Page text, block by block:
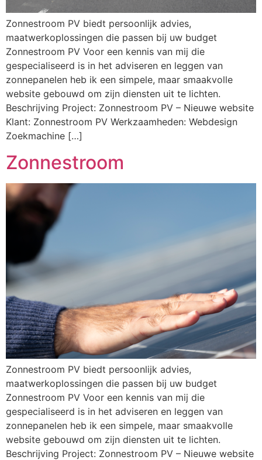
Zonnestroom PV biedt persoonlijk advies,
maatwerkoplossingen die passen bij uw budget
Zonnestroom PV Voor een kennis van mij die
gespecialiseerd is in het adviseren en leggen van
zonnepanelen heb ik een simpele, maar smaakvolle
website gebouwd om zijn diensten uit te lichten.
Beschrijving Project: Zonnestroom PV – Nieuwe website
Klant: Zonnestroom PV Werkzaamheden: Webdesign
Zoekmachine […]
Zonnestroom
Zonnestroom PV biedt persoonlijk advies,
maatwerkoplossingen die passen bij uw budget
Zonnestroom PV Voor een kennis van mij die
gespecialiseerd is in het adviseren en leggen van
zonnepanelen heb ik een simpele, maar smaakvolle
website gebouwd om zijn diensten uit te lichten.
Beschrijving Project: Zonnestroom PV – Nieuwe website